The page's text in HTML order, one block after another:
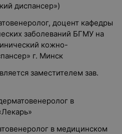
диспансер»)
доцент кафедры
заболеваний БГМУ на
кожно-
г. Минск
заместителем зав.
в
в медицинском